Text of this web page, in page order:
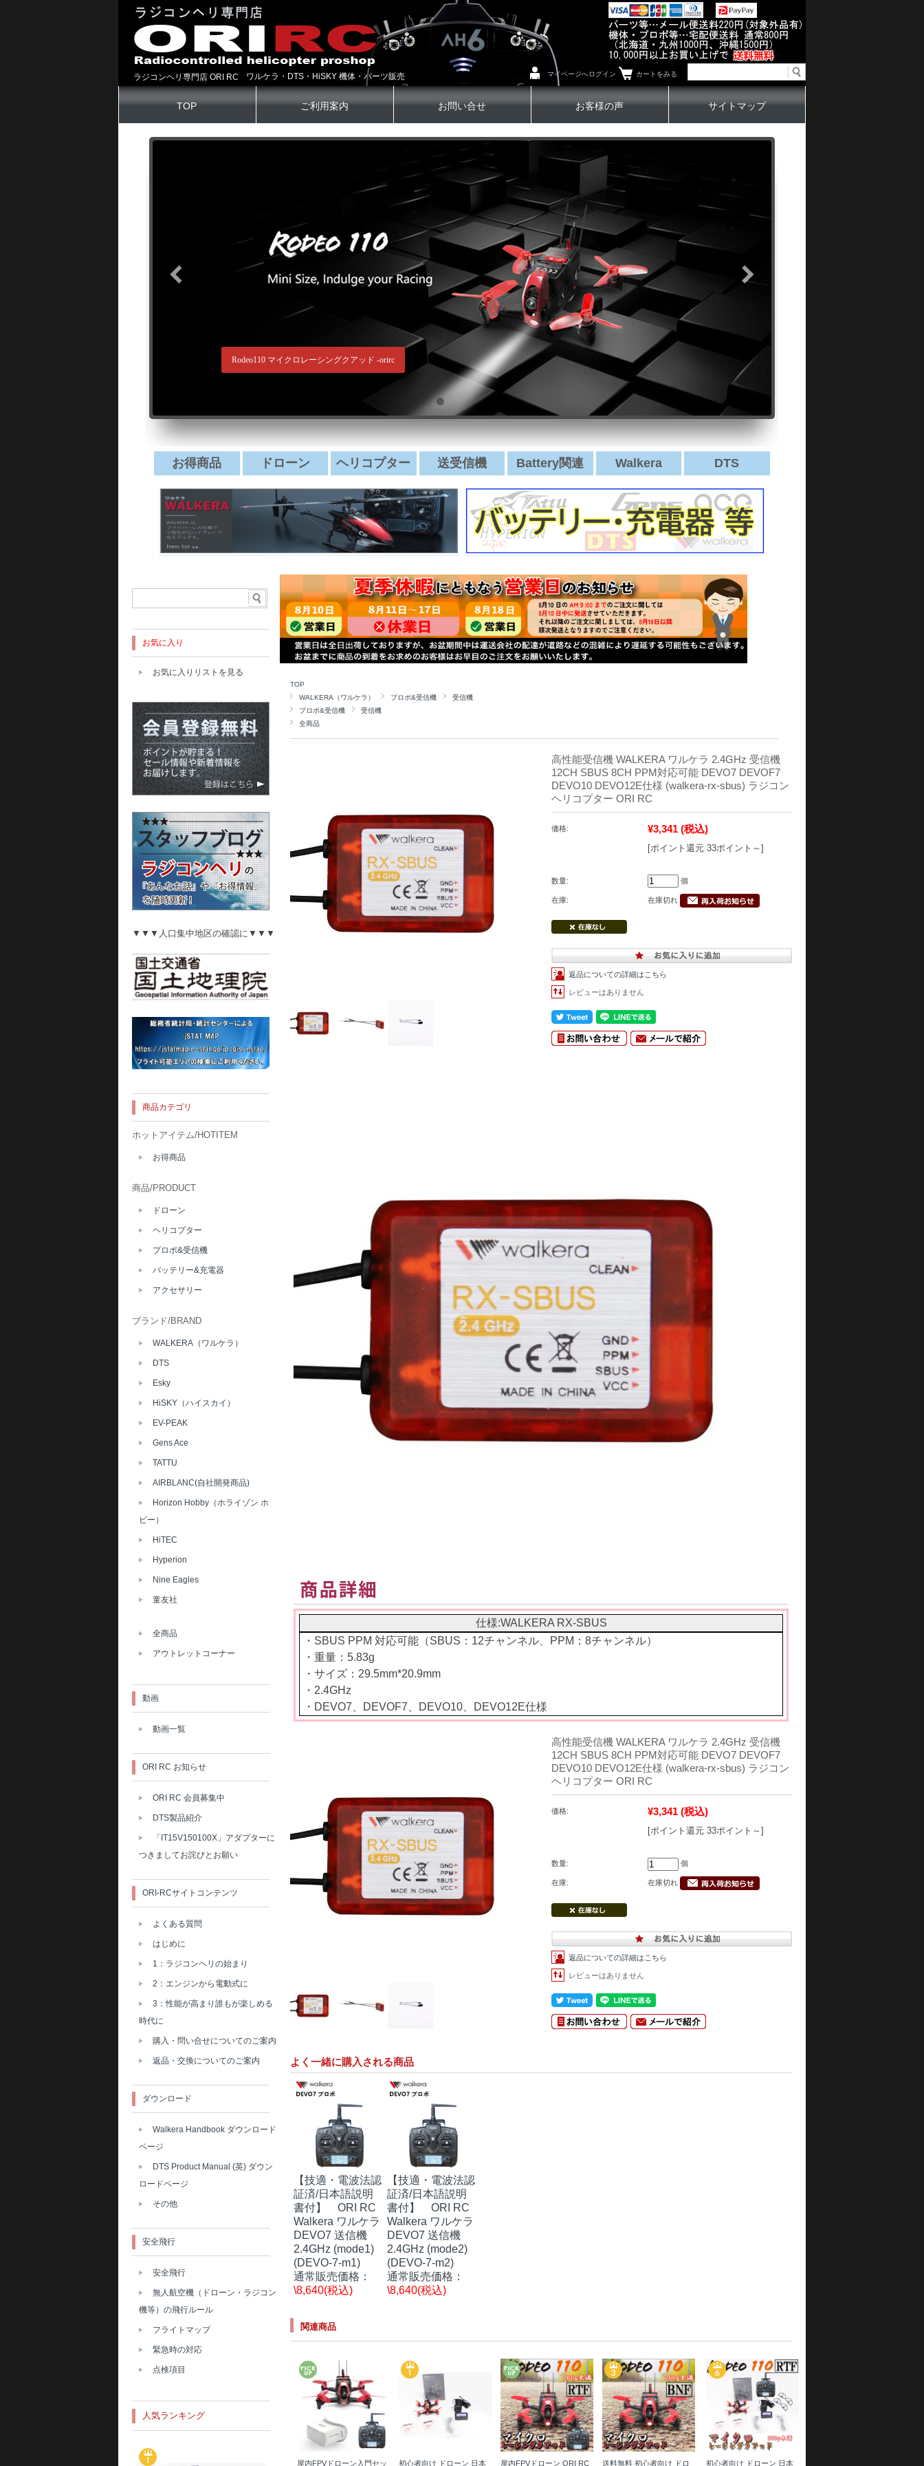
ラジコンヘリ専門店 ORI RC ワルケラ・DTS・HiSKY 機体・パーツ販売 マイページへログイン カートをみる
TOP ご利用案内 お問い合せ お客様の声 サイトマップ
TOP
WALKERA（ワルケラ）
プロポ&受信機
受信機
プロポ&受信機
受信機
全商品
高性能受信機 WALKERA ワルケラ 2.4GHz 受信機
12CH SBUS 8CH PPM対応可能 DEVO7 DEVOF7
DEVO10 DEVO12E仕様 (walkera-rx-sbus) ラジコン
ヘリコプター ORI RC
価格: ¥3,341 (税込)
[ポイント還元 33ポイント～]
数量: 個
在庫: 在庫切れ
返品についての詳細はこちら
レビューはありません
仕様:WALKERA RX-SBUS
・SBUS PPM 対応可能（SBUS：12チャンネル、PPM：8チャンネル）
・重量：5.83g
・サイズ：29.5mm*20.9mm
・2.4GHz
・DEVO7、DEVOF7、DEVO10、DEVO12E仕様
高性能受信機 WALKERA ワルケラ 2.4GHz 受信機
12CH SBUS 8CH PPM対応可能 DEVO7 DEVOF7
DEVO10 DEVO12E仕様 (walkera-rx-sbus) ラジコン
ヘリコプター ORI RC
価格: ¥3,341 (税込)
[ポイント還元 33ポイント～]
数量: 個
在庫: 在庫切れ
返品についての詳細はこちら
レビューはありません
よく一緒に購入される商品
【技適・電波法認
証済/日本語説明
書付】 ORI RC
Walkera ワルケラ
DEVO7 送信機
2.4GHz (mode1)
(DEVO-7-m1)
通常販売価格：
\8,640(税込)
【技適・電波法認
証済/日本語説明
書付】 ORI RC
Walkera ワルケラ
DEVO7 送信機
2.4GHz (mode2)
(DEVO-7-m2)
通常販売価格：
\8,640(税込)
関連商品
屋内FPVドローン入門セッ 初心者向け ドローン 日本 屋内FPVドローン ORI RC 送料無料 初心者向け ドロ 初心者向け ドローン 日本
お気に入り
お気に入りリストを見る
▼▼▼人口集中地区の確認に▼▼▼
商品カテゴリ
ホットアイテム/HOTITEM
お得商品
商品/PRODUCT
ドローン
ヘリコプター
プロポ&受信機
バッテリー&充電器
アクセサリー
ブランド/BRAND
WALKERA（ワルケラ）
DTS
Esky
HiSKY（ハイスカイ）
EV-PEAK
Gens Ace
TATTU
AIRBLANC(自社開発商品)
Horizon Hobby（ホライゾン ホ
ビー）
HiTEC
Hyperion
Nine Eagles
童友社
全商品
アウトレットコーナー
動画
動画一覧
ORI RC お知らせ
ORI RC 会員募集中
DTS製品紹介
「IT15V150100X」アダプターに
つきましてお詫びとお願い
ORI-RCサイトコンテンツ
よくある質問
はじめに
1：ラジコンヘリの始まり
2：エンジンから電動式に
3：性能が高まり誰もが楽しめる
時代に
購入・問い合せについてのご案内
返品・交換についてのご案内
ダウンロード
Walkera Handbook ダウンロード
ページ
DTS Product Manual (英) ダウン
ロードページ
その他
安全飛行
安全飛行
無人航空機（ドローン・ラジコン
機等）の飛行ルール
フライトマップ
緊急時の対応
点検項目
人気ランキング